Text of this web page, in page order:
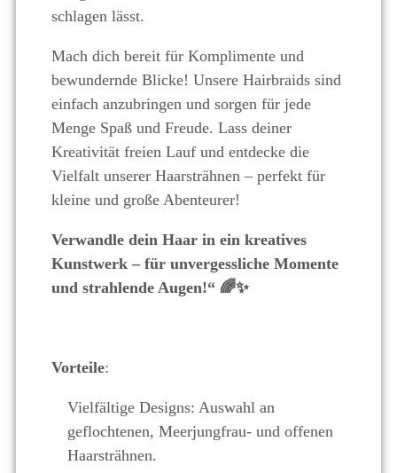
schlagen lässt.
Mach dich bereit für Komplimente und
bewundernde Blicke! Unsere Hairbraids sind
einfach anzubringen und sorgen für jede
Menge Spaß und Freude. Lass deiner
Kreativität freien Lauf und entdecke die
Vielfalt unserer Haarsträhnen – perfekt für
kleine und große Abenteurer!
Verwandle dein Haar in ein kreatives
Kunstwerk – für unvergessliche Momente
und strahlende Augen!“ 🌈✨
Vorteile:
Vielfältige Designs: Auswahl an
geflochtenen, Meerjungfrau- und offenen
Haarsträhnen.